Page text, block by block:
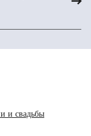
и свадьбы